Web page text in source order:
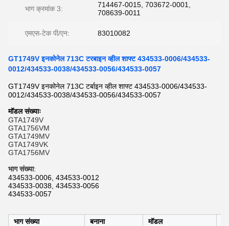
भाग क्रमांक 3:
714467-0015, 703672-0001,
708639-0011
एमएस-टेक पी/एन: 83010082
GT1749V इनकोनेल 713C टरबाइन व्हील शाफ्ट 434533-0006/434533-
0012/434533-0038/434533-0056/434533-0057
GT1749V इनकोनेल 713C टर्बाइन व्हील शाफ्ट 434533-0006/434533-
0012/434533-0038/434533-0056/434533-0057
मॉडल संख्याः
GTA1749V
GTA1756VM
GTA1749MV
GTA1749VK
GTA1756MV
भाग संख्या:
434533-0006, 434533-0012
434533-0038, 434533-0056
434533-0057
भाग संख्या बनाना मॉडल